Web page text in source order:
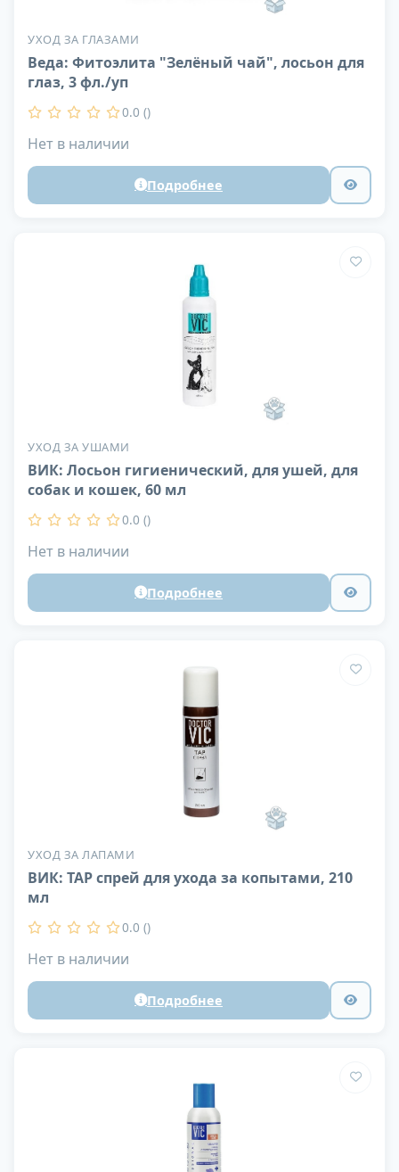
УХОД ЗА ГЛАЗАМИ
Веда: Фитоэлита "Зелёный чай", лосьон для
глаз, 3 фл./уп
0.0 ()
Нет в наличии
Подробнее
УХОД ЗА УШАМИ
ВИК: Лосьон гигиенический, для ушей, для
собак и кошек, 60 мл
0.0 ()
Нет в наличии
Подробнее
УХОД ЗА ЛАПАМИ
ВИК: ТАР спрей для ухода за копытами, 210
мл
0.0 ()
Нет в наличии
Подробнее